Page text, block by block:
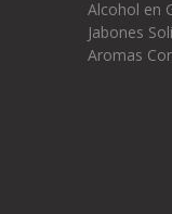
Alcohol en
Jabones
Aromas